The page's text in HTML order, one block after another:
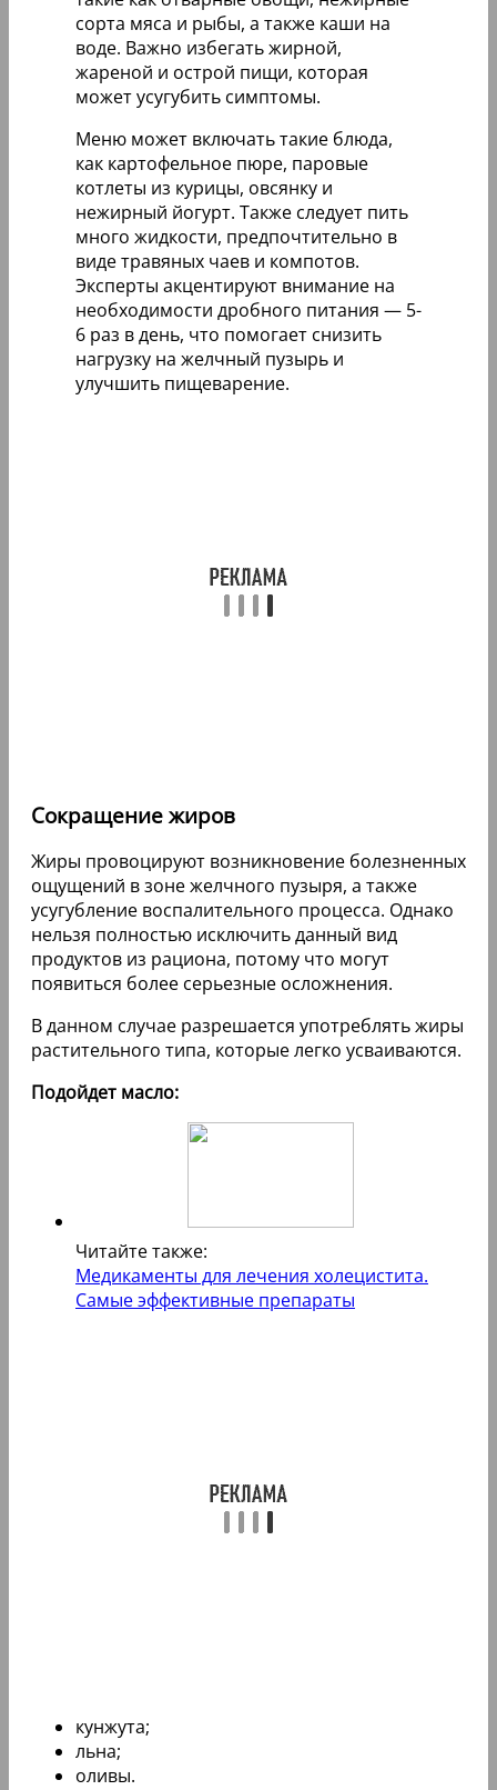
сорта мяса и рыбы, а также каши на
воде. Важно избегать жирной,
жареной и острой пищи, которая
может усугубить симптомы.
Меню может включать такие блюда,
как картофельное пюре, паровые
котлеты из курицы, овсянку и
нежирный йогурт. Также следует пить
много жидкости, предпочтительно в
виде травяных чаев и компотов.
Эксперты акцентируют внимание на
необходимости дробного питания — 5-
6 раз в день, что помогает снизить
нагрузку на желчный пузырь и
улучшить пищеварение.
Сокращение жиров
Жиры провоцируют возникновение болезненных
ощущений в зоне желчного пузыря, а также
усугубление воспалительного процесса. Однако
нельзя полностью исключить данный вид
продуктов из рациона, потому что могут
появиться более серьезные осложнения.
В данном случае разрешается употреблять жиры
растительного типа, которые легко усваиваются.
Подойдет масло:
Читайте также:
Медикаменты для лечения холецистита.
Самые эффективные препараты
кунжута;
льна;
оливы.